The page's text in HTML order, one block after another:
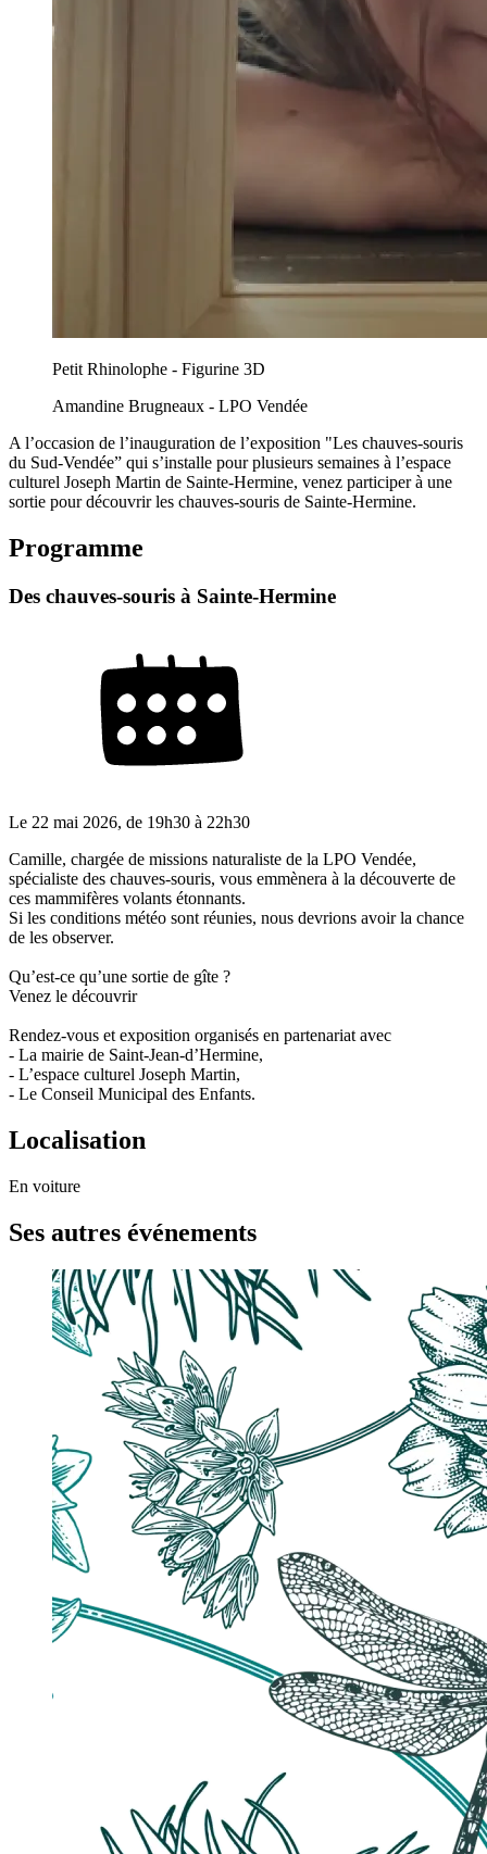
Petit Rhinolophe - Figurine 3D
Amandine Brugneaux - LPO Vendée
A l’occasion de l’inauguration de l’exposition "Les chauves-souris
du Sud-Vendée” qui s’installe pour plusieurs semaines à l’espace
culturel Joseph Martin de Sainte-Hermine, venez participer à une
sortie pour découvrir les chauves-souris de Sainte-Hermine.
Programme
Des chauves-souris à Sainte-Hermine
Le 22 mai 2026, de 19h30 à 22h30
Camille, chargée de missions naturaliste de la LPO Vendée,
spécialiste des chauves-souris, vous emmènera à la découverte de
ces mammifères volants étonnants.
Si les conditions météo sont réunies, nous devrions avoir la chance
de les observer.
Qu’est-ce qu’une sortie de gîte ?
Venez le découvrir
Rendez-vous et exposition organisés en partenariat avec
- La mairie de Saint-Jean-d’Hermine,
- L’espace culturel Joseph Martin,
- Le Conseil Municipal des Enfants.
Localisation
En voiture
Ses autres événements